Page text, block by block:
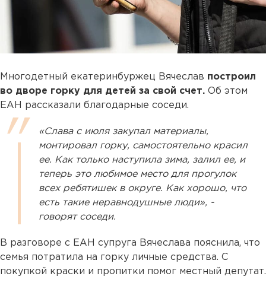
Многодетный екатеринбуржец Вячеслав построил
во дворе горку для детей за свой счет. Об этом
ЕАН рассказали благодарные соседи.
«Слава с июля закупал материалы,
монтировал горку, самостоятельно красил
ее. Как только наступила зима, залил ее, и
теперь это любимое место для прогулок
всех ребятишек в округе. Как хорошо, что
есть такие неравнодушные люди», -
говорят соседи.
В разговоре с ЕАН супруга Вячеслава пояснила, что
семья потратила на горку личные средства. С
покупкой краски и пропитки помог местный депутат.